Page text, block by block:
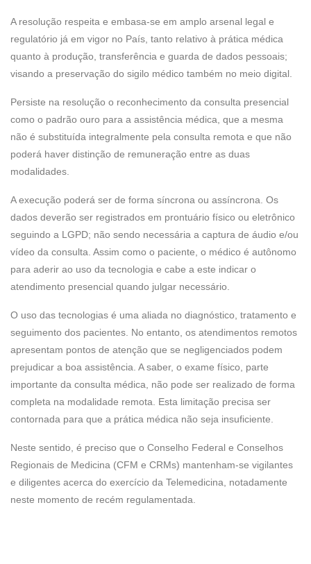
A resolução respeita e embasa-se em amplo arsenal legal e
regulatório já em vigor no País, tanto relativo à prática médica
quanto à produção, transferência e guarda de dados pessoais;
visando a preservação do sigilo médico também no meio digital.
Persiste na resolução o reconhecimento da consulta presencial
como o padrão ouro para a assistência médica, que a mesma
não é substituída integralmente pela consulta remota e que não
poderá haver distinção de remuneração entre as duas
modalidades.
A execução poderá ser de forma síncrona ou assíncrona. Os
dados deverão ser registrados em prontuário físico ou eletrônico
seguindo a LGPD; não sendo necessária a captura de áudio e/ou
vídeo da consulta. Assim como o paciente, o médico é autônomo
para aderir ao uso da tecnologia e cabe a este indicar o
atendimento presencial quando julgar necessário.
O uso das tecnologias é uma aliada no diagnóstico, tratamento e
seguimento dos pacientes. No entanto, os atendimentos remotos
apresentam pontos de atenção que se negligenciados podem
prejudicar a boa assistência. A saber, o exame físico, parte
importante da consulta médica, não pode ser realizado de forma
completa na modalidade remota. Esta limitação precisa ser
contornada para que a prática médica não seja insuficiente.
Neste sentido, é preciso que o Conselho Federal e Conselhos
Regionais de Medicina (CFM e CRMs) mantenham-se vigilantes
e diligentes acerca do exercício da Telemedicina, notadamente
neste momento de recém regulamentada.